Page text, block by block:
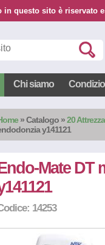
questo sito è riservato
Chi siamo
»Catalogo »20
y141121
Mate DT
14253